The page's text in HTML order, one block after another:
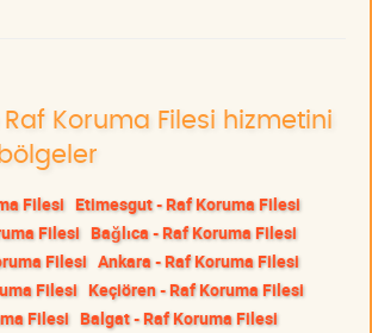
Raf Koruma Filesi hizmetini
Filesi Etimesgut - Raf Koruma Filesi
Filesi Bağlıca - Raf Koruma Filesi
Filesi Ankara - Raf Koruma Filesi
Filesi Keçiören - Raf Koruma Filesi
Filesi Balgat - Raf Koruma Filesi